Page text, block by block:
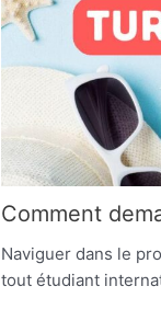
Comment
Naviguer dans le
tout étudiant